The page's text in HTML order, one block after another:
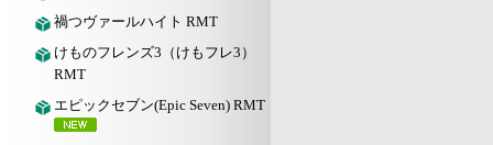
禍つヴァールハイト RMT
けものフレンズ3（けもフレ3）
RMT
エピックセブン(Epic Seven) RMT